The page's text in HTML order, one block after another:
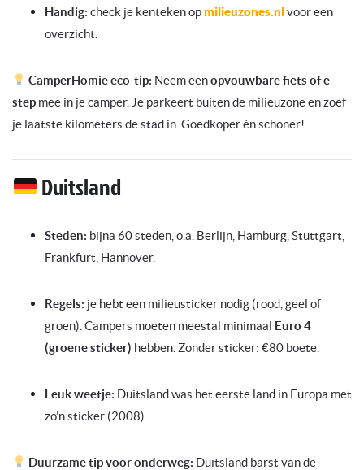
Handig: check je kenteken opmilieuzones.nlvoor een
overzicht.
CamperHomie eco-tip: Neem eenopvouwbare fiets of e-
step mee in je camper. Je parkeert buiten de milieuzone en zoef
je laatste kilometers de stad in. Goedkoper én schoner!
Duitsland
Steden: bijna 60 steden, o.a. Berlijn, Hamburg, Stuttgart,
Frankfurt, Hannover.
Regels: je hebt een milieusticker nodig (rood, geel of
groen). Campers moeten meestal minimaal Euro 4
(groene sticker) hebben. Zonder sticker: €80 boete.
Leuk weetje: Duitsland was het eerste land in Europa met
zo’n sticker (2008).
Duurzame tip voor onderweg: Duitsland barst van de